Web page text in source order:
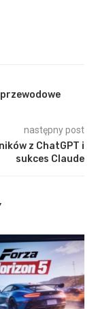
następny post
z ChatGPT i
sukces Claude